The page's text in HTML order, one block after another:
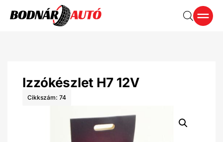
Izzókészlet H7 12V
Cikkszám: 74